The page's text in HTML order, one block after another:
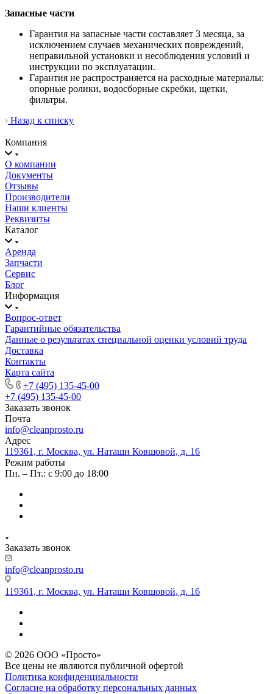
Запасные части
Гарантия на запасные части составляет 3 месяца, за
исключением случаев механических повреждений,
неправильной установки и несоблюдения условий и
инструкции по эксплуатации.
Гарантия не распространяется на расходные материалы:
опорные ролики, водосборные скребки, щетки,
фильтры.
Назад к списку
Компания
О компании
Документы
Отзывы
Производители
Наши клиенты
Реквизиты
Каталог
Аренда
Запчасти
Сервис
Блог
Информация
Вопрос-ответ
Гарантийные обязательства
Данные о результатах специальной оценки условий труда
Доставка
Контакты
Карта сайта
+7 (495) 135-45-00
+7 (495) 135-45-00
Заказать звонок
Почта
info@cleanprosto.ru
Адрес
119361, г. Москва, ул. Наташи Ковшовой, д. 16
Режим работы
Пн. – Пт.: с 9:00 до 18:00
Заказать звонок
info@cleanprosto.ru
119361, г. Москва, ул. Наташи Ковшовой, д. 16
© 2026 ООО «Просто»
Все цены не являются публичной офертой
Политика конфиденциальности
Согласие на обработку персональных данных